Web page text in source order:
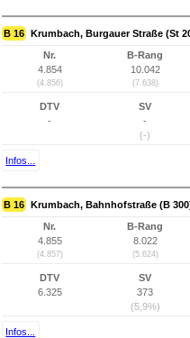
B 16 Krumbach, Burgauer Straße (St
Nr.
4.854
(4.856)
B-Rang
10.042
(7.638)
DTV
-
SV
-
(-)
Infos...
B 16 Krumbach, Bahnhofstraße (B
Nr.
4.855
(4.857)
B-Rang
8.022
(5.624)
DTV
6.325
SV
373
(5,9%)
Infos...